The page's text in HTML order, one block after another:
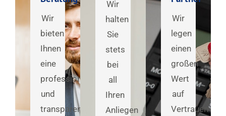
Wir
bieten
Ihnen
eine
professionelle
und
transparente
Wir
halten
Sie
stets
bei
all
Ihren
Anliegen
Wir
legen
einen
großen
Wert
auf
Vertrauen